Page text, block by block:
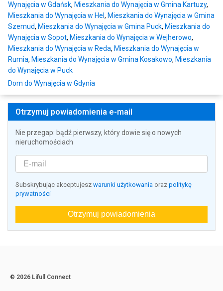
Wynajęcia w Gdańsk, Mieszkania do Wynajęcia w Gmina Kartuzy,
Mieszkania do Wynajęcia w Hel , Mieszkania do Wynajęcia w Gmina
Szemud, Mieszkania do Wynajęcia w Gmina Puck, Mieszkania do
Wynajęcia w Sopot, Mieszkania do Wynajęcia w Wejherowo,
Mieszkania do Wynajęcia w Reda, Mieszkania do Wynajęcia w
Rumia, Mieszkania do Wynajęcia w Gmina Kosakowo, Mieszkania
do Wynajęcia w Puck
Dom do Wynajęcia w Gdynia
Otrzymuj powiadomienia e-mail
Nie przegap: bądź pierwszy, który dowie się o nowych
nieruchomościach
Subskrybując akceptujesz warunki użytkowania oraz politykę
prywatności
Otrzymuj powiadomienia
© 2026 Lifull Connect